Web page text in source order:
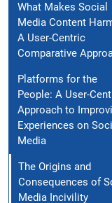
What Makes Social
Media Content
A User-Centric
Comparative
Platforms for the
People: A User-
Approach to
Experiences on
Media
The Origins and
Consequences of
Media Incivility